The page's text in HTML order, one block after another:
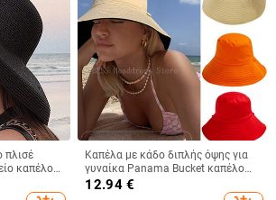
πλισέ
καπέλο
Casual
γείσο
Καπέλα με κάδο διπλής όψης για
γυναίκα Panama Bucket καπέλο
Ανδρικά γυναικεία καπέλα Καπέλα
Ψαράς Καλοκαιρινό μονόχρωμο
12.94€